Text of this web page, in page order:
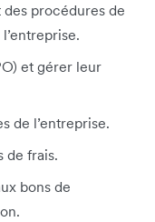
procédures de
et gérer leur
de l’entreprise.
de frais.
bons de